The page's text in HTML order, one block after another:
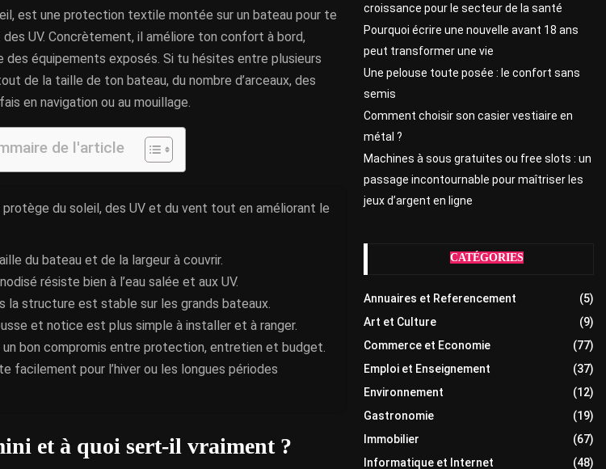
est une protection textile montée sur un bateau pour te
UV. Concrètement, il améliore ton confort à bord,
des équipements exposés. Si tu hésites entre plusieurs
de la taille de ton bateau, du nombre d’arceaux, des
en navigation ou au mouillage.
de l'article
protège du soleil, des UV et du vent tout en améliorant le
du bateau et de la largeur à couvrir.
résiste bien à l’eau salée et aux UV.
la structure est stable sur les grands bateaux.
et notice est plus simple à installer et à ranger.
bon compromis entre protection, entretien et budget.
facilement pour l’hiver ou les longues périodes
et à quoi sert-il vraiment ?
croissance pour le secteur de la santé
Pourquoi écrire une nouvelle avant 18 ans
peut transformer une vie
Une pelouse toute posée : le confort sans
semis
Comment choisir son casier vestiaire en
métal ?
Machines à sous gratuites ou free slots : un
passage incontournable pour maîtriser les
jeux d’argent en ligne
CATÉGORIES
Annuaires et Referencement
(5)
Art et Culture
(9)
Commerce et Economie
(77)
Emploi et Enseignement
(37)
Environnement
(12)
Gastronomie
(19)
Immobilier
(67)
Informatique et Internet
(48)